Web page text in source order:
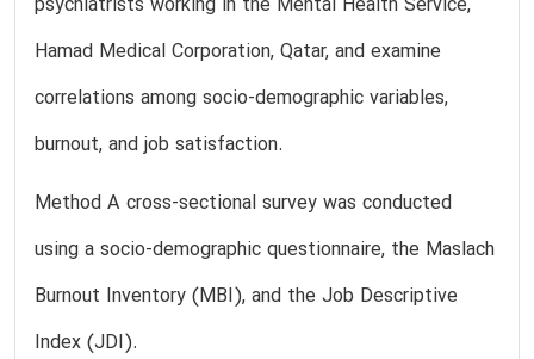
Hamad Medical Corporation, Qatar, and examine
correlations among socio-demographic variables,
burnout, and job satisfaction.
Method A cross-sectional survey was conducted
using a socio-demographic questionnaire, the Maslach
Burnout Inventory (MBI), and the Job Descriptive
Index (JDI).